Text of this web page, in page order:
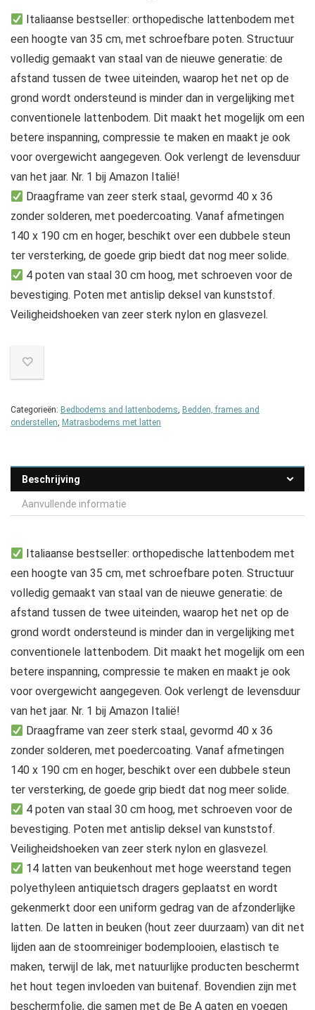
Italiaanse bestseller: orthopedische lattenbodem met
een hoogte van 35 cm, met schroefbare poten. Structuur
volledig gemaakt van staal van de nieuwe generatie: de
afstand tussen de twee uiteinden, waarop het net op de
grond wordt ondersteund is minder dan in vergelijking met
conventionele lattenbodem. Dit maakt het mogelijk om een
betere inspanning, compressie te maken en maakt je ook
voor overgewicht aangegeven. Ook verlengt de levensduur
van het jaar. Nr. 1 bij Amazon Italië!
Draagframe van zeer sterk staal, gevormd 40 x 36
zonder solderen, met poedercoating. Vanaf afmetingen
140 x 190 cm en hoger, beschikt over een dubbele steun
ter versterking, de goede grip biedt dat nog meer solide.
4 poten van staal 30 cm hoog, met schroeven voor de
bevestiging. Poten met antislip deksel van kunststof.
Veiligheidshoeken van zeer sterk nylon en glasvezel.
Categorieën: Bedbodems and lattenbodems, Bedden, frames and
onderstellen, Matrasbodems met latten
Beschrijving
Aanvullende informatie
Italiaanse bestseller: orthopedische lattenbodem met
een hoogte van 35 cm, met schroefbare poten. Structuur
volledig gemaakt van staal van de nieuwe generatie: de
afstand tussen de twee uiteinden, waarop het net op de
grond wordt ondersteund is minder dan in vergelijking met
conventionele lattenbodem. Dit maakt het mogelijk om een
betere inspanning, compressie te maken en maakt je ook
voor overgewicht aangegeven. Ook verlengt de levensduur
van het jaar. Nr. 1 bij Amazon Italië!
Draagframe van zeer sterk staal, gevormd 40 x 36
zonder solderen, met poedercoating. Vanaf afmetingen
140 x 190 cm en hoger, beschikt over een dubbele steun
ter versterking, de goede grip biedt dat nog meer solide.
4 poten van staal 30 cm hoog, met schroeven voor de
bevestiging. Poten met antislip deksel van kunststof.
Veiligheidshoeken van zeer sterk nylon en glasvezel.
14 latten van beukenhout met hoge weerstand tegen
polyethyleen antiquietsch dragers geplaatst en wordt
gekenmerkt door een uniform gedrag van de afzonderlijke
latten. De latten in beuken (hout zeer duurzaam) van dit net
lijden aan de stoomreiniger bodemplooien, elastisch te
maken, terwijl de lak, met natuurlijke producten beschermt
het hout tegen invloeden van buitenaf. Bovendien zijn met
beschermfolie, die samen met de Be A gaten en voegen